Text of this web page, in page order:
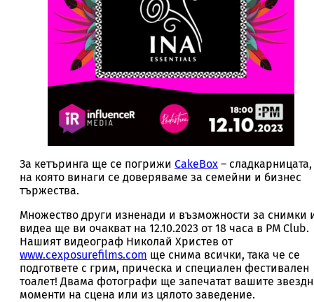
За кетъринга ще се погрижи CakeBox – сладкарницата,
на която винаги се доверяваме за семейни и бизнес
тържества.
Множество други изненади и възможности за снимки
видеа ще ви очакват на 12.10.2023 от 18 часа в PM Club.
Нашият видеограф Николай Христев от
www.cexposurefilms.com ще снима всички, така че се
подгответе с грим, прическа и специален фестивален
тоалет! Двама фотографи ще запечатат вашите
моменти на сцена или из цялото заведение.